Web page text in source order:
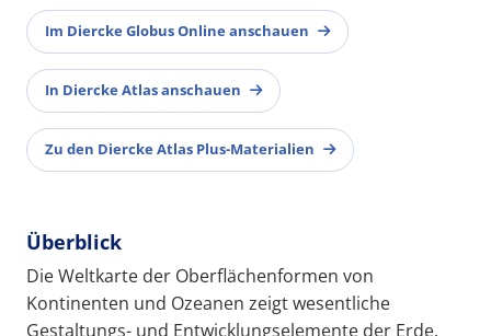
Im Diercke Globus Online anschauen
In Diercke Atlas anschauen
Zu den Diercke Atlas Plus-Materialien
Überblick
Die Weltkarte der Oberflächenformen von
Kontinenten und Ozeanen zeigt wesentliche
Gestaltungs- und Entwicklungselemente der Erde.